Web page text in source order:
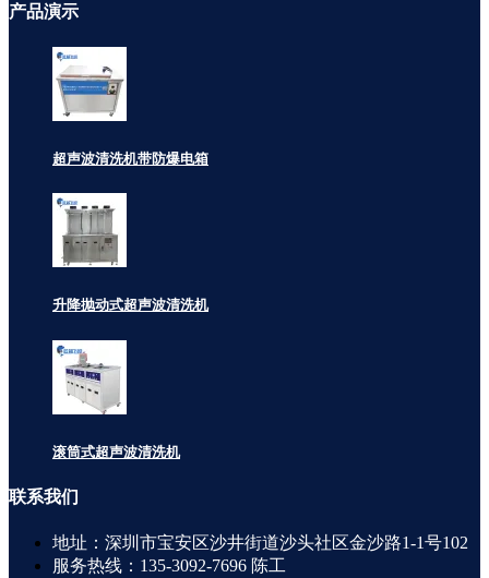
产品演示
超声波清洗机带防爆电箱
升降抛动式超声波清洗机
滚筒式超声波清洗机
联系我们
地址：深圳市宝安区沙井街道沙头社区金沙路1-1号102
服务热线：135-3092-7696 陈工